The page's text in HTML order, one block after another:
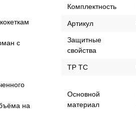
с
на
Комплектность
Артикул
Защитные
свойства
ТР ТС
Основной
материал